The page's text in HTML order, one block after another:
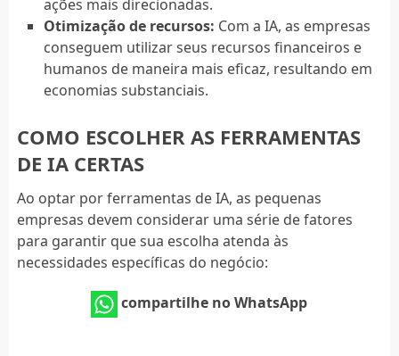
ações mais direcionadas.
Otimização de recursos: Com a IA, as empresas
conseguem utilizar seus recursos financeiros e
humanos de maneira mais eficaz, resultando em
economias substanciais.
COMO ESCOLHER AS FERRAMENTAS
DE IA CERTAS
Ao optar por ferramentas de IA, as pequenas
empresas devem considerar uma série de fatores
para garantir que sua escolha atenda às
necessidades específicas do negócio:
compartilhe no WhatsApp